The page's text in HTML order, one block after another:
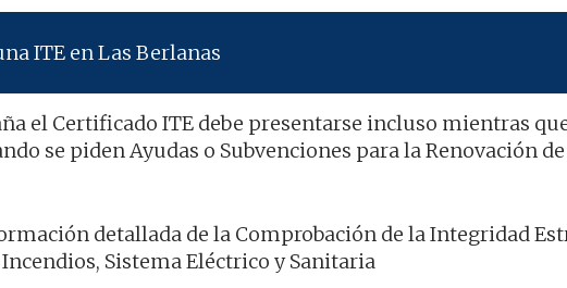
ITE en Las Berlanas
el Certificado ITE debe presentarse incluso mientras
se piden Ayudas o Subvenciones para la Renovación
detallada de la Comprobación de la Integridad
Sistema Eléctrico y Sanitaria